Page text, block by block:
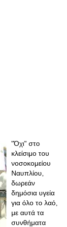
"Όχι" στο
κλείσιμο του
νοσοκομείου
Ναυπλίου,
δωρεάν
δημόσια υγεία
για όλο το λαό,
με αυτά τα
συνθήματα